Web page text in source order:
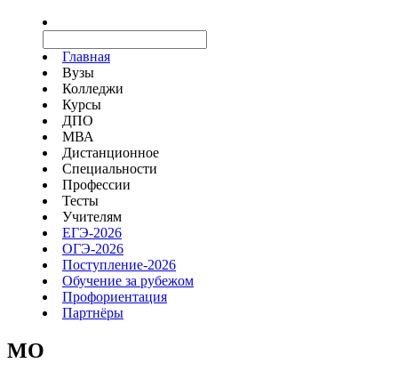
Главная
Вузы
Колледжи
Курсы
ДПО
МВА
Дистанционное
Специальности
Профессии
Тесты
Учителям
ЕГЭ-2026
ОГЭ-2026
Поступление-2026
Обучение за рубежом
Профориентация
Партнёры
MO